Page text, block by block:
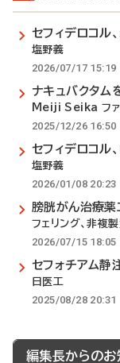
セフィデロコル
塩野義
2026/07/17 15:19
ナキュバクタム
Meiji Seika ファ
2025/12/26 16:50
セフィデロコル
塩野義
2026/01/08 20:23
膀胱がん治療薬
フェリング、非複
2026/07/15 18:05
セフォチアム静
日医工
2025/08/28 20:31
編集長からのお